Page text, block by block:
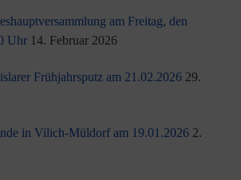
am Freitag, den
Uhr 14. Februar 2026
Frühjahrsputz am 21.02.2026 29.
in Vilich-Müldorf am 19.01.2026 2.